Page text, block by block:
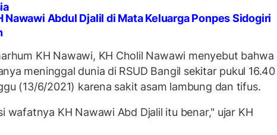
Nawawi Abdul Djalil di Mata Keluarga Ponpes Sidogiri
KH Nawawi, KH Cholil Nawawi menyebut bahwa
meninggal dunia di RSUD Bangil sekitar pukul 16.40
(13/6/2021) karena sakit asam lambung dan tifus.
wafatnya KH Nawawi Abd Djalil itu benar," ujar KH